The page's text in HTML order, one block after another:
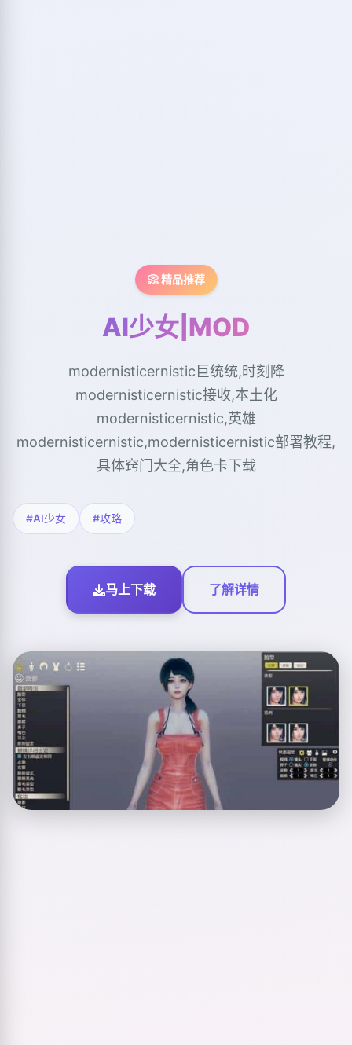
📀 精品推荐
AI少女|MOD
modernisticernistic巨统统,时刻降
modernisticernistic接收,本土化
modernisticernistic,英雄
modernisticernistic,modernisticernistic部署教程,
具体窍门大全,角色卡下载
#AI少女 #攻略
马上下载 了解详情